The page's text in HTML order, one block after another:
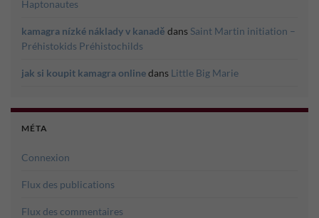
Haptonautes
kamagra nízké náklady v kanadě dans Saint Martin initiation –
Préhistokids Préhistochilds
jak si koupit kamagra onlinedans Little Big Marie
MÉTA
Connexion
Flux des publications
Flux des commentaires